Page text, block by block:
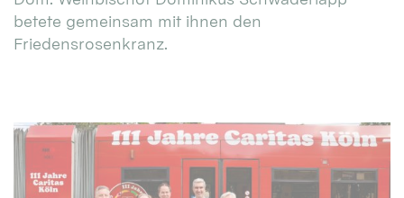
betete gemeinsam mit ihnen den
Friedensrosenkranz.